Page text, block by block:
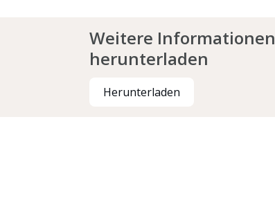
Weitere Informationen
herunterladen
Herunterladen